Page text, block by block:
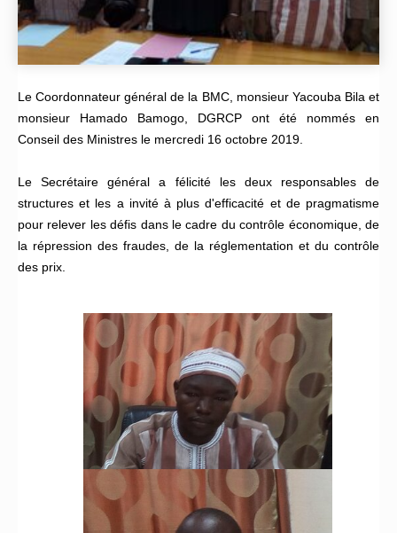
Le Coordonnateur général de la BMC, monsieur Yacouba Bila et
monsieur Hamado Bamogo, DGRCP ont été nommés en
Conseil des Ministres le mercredi 16 octobre 2019.
Le Secrétaire général a félicité les deux responsables de
structures et les a invité à plus d'efficacité et de pragmatisme
pour relever les défis dans le cadre du contrôle économique, de
la répression des fraudes, de la réglementation et du contrôle
des prix.